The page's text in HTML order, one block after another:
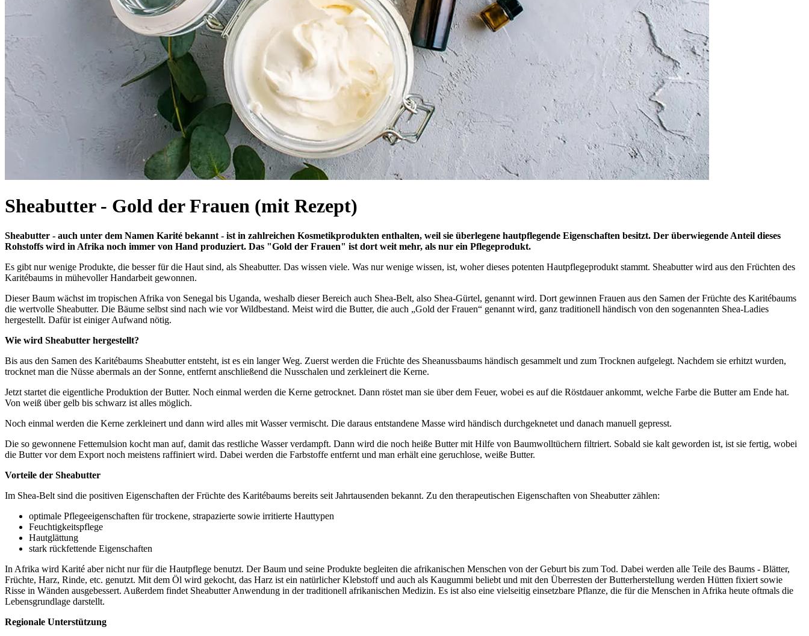
Sheabutter - Gold der Frauen (mit Rezept)
Sheabutter - auch unter dem Namen Karité bekannt - ist in zahlreichen Kosmetikprodukten enthalten, weil sie überlegene hautpflegende Eigenschaften besitzt. Der überwiegende Anteil dieses
Rohstoffs wird in Afrika noch immer von Hand produziert. Das "Gold der Frauen" ist dort weit mehr, als nur ein Pflegeprodukt.
Es gibt nur wenige Produkte, die besser für die Haut sind, als Sheabutter. Das wissen viele. Was nur wenige wissen, ist, woher dieses potenten Hautpflegeprodukt stammt. Sheabutter wird aus den Früchten des
Karitébaums in mühevoller Handarbeit gewonnen.
Dieser Baum wächst im tropischen Afrika von Senegal bis Uganda, weshalb dieser Bereich auch Shea-Belt, also Shea-Gürtel, genannt wird. Dort gewinnen Frauen aus den Samen der Früchte des Karitébaums
die wertvolle Sheabutter. Die Bäume selbst sind nach wie vor Wildbestand. Meist wird die Butter, die auch „Gold der Frauen“ genannt wird, ganz traditionell händisch von den sogenannten Shea-Ladies
hergestellt. Dafür ist einiger Aufwand nötig.
Wie wird Sheabutter hergestellt?
Bis aus den Samen des Karitébaums Sheabutter entsteht, ist es ein langer Weg. Zuerst werden die Früchte des Sheanussbaums händisch gesammelt und zum Trocknen aufgelegt. Nachdem sie erhitzt wurden,
trocknet man die Nüsse abermals an der Sonne, entfernt anschließend die Nusschalen und zerkleinert die Kerne.
Jetzt startet die eigentliche Produktion der Butter. Noch einmal werden die Kerne getrocknet. Dann röstet man sie über dem Feuer, wobei es auf die Röstdauer ankommt, welche Farbe die Butter am Ende hat.
Von weiß über gelb bis schwarz ist alles möglich.
Noch einmal werden die Kerne zerkleinert und dann wird alles mit Wasser vermischt. Die daraus entstandene Masse wird händisch durchgeknetet und danach manuell gepresst.
Die so gewonnene Fettemulsion kocht man auf, damit das restliche Wasser verdampft. Dann wird die noch heiße Butter mit Hilfe von Baumwolltüchern filtriert. Sobald sie kalt geworden ist, ist sie fertig, wobei
die Butter vor dem Export noch meistens raffiniert wird. Dabei werden die Farbstoffe entfernt und man erhält eine geruchlose, weiße Butter.
Vorteile der Sheabutter
Im Shea-Belt sind die positiven Eigenschaften der Früchte des Karitébaums bereits seit Jahrtausenden bekannt. Zu den therapeutischen Eigenschaften von Sheabutter zählen:
optimale Pflegeeigenschaften für trockene, strapazierte sowie irritierte Hauttypen
Feuchtigkeitspflege
Hautglättung
stark rückfettende Eigenschaften
In Afrika wird Karité aber nicht nur für die Hautpflege benutzt. Der Baum und seine Produkte begleiten die afrikanischen Menschen von der Geburt bis zum Tod. Dabei werden alle Teile des Baums - Blätter,
Früchte, Harz, Rinde, etc. genutzt. Mit dem Öl wird gekocht, das Harz ist ein natürlicher Klebstoff und auch als Kaugummi beliebt und mit den Überresten der Butterherstellung werden Hütten fixiert sowie
Risse in Wänden ausgebessert. Außerdem findet Sheabutter Anwendung in der traditionell afrikanischen Medizin. Es ist also eine vielseitig einsetzbare Pflanze, die für die Menschen in Afrika heute oftmals die
Lebensgrundlage darstellt.
Regionale Unterstützung